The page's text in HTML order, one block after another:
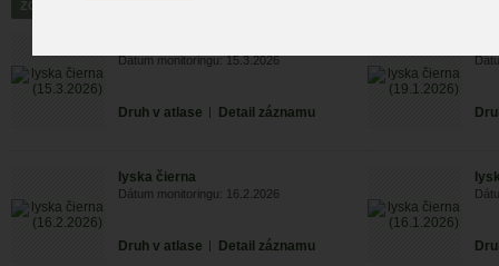
Dátum monitoringu: 15.3.2026
Druh v atlase | Detail záznamu
lyska čierna
Dátum monitoringu: 16.2.2026
Druh v atlase | Detail záznamu